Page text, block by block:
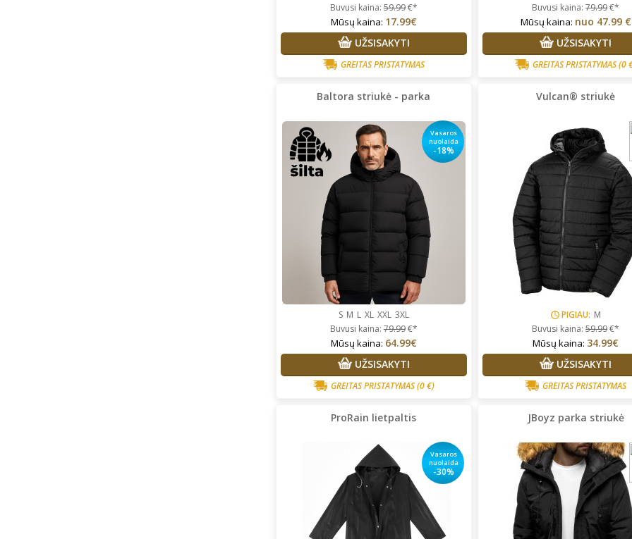
Buvusi kaina:59.99€*
Mūsų kaina: 17.99€
UŽSISAKYTI
GREITAS PRISTATYMAS
Buvusi kaina:79.99€*
Mūsų kaina: nuo 47.99 €
UŽSISAKYTI
GREITAS PRISTATYMAS(0
Baltora striukė - parka
Vasaros
nuolaida
-18%
S M L XL XXL 3XL
Buvusi kaina:79.99€*
Mūsų kaina: 64.99€
UŽSISAKYTI
GREITAS PRISTATYMAS(0 €)
Vulcan® striukė
PIGIAU: M
Buvusi kaina:59.99€*
Mūsų kaina: 34.99€
UŽSISAKYTI
GREITAS PRISTATYMAS
ProRain lietpaltis
Vasaros
nuolaida
-30%
JBoyz parka striukė